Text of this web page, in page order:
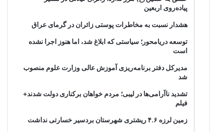
پیاده‌روی اربعین
هشدار نسبت به مخاطرات پوستی زائران در گرمای عراق
توسعه دریامحور؛ سیاستی که ابلاغ شد، اما هنوز اجرا نشده
است
مدیرکل دفتر برنامه‌ریزی آموزش عالی وزارت علوم منصوب
شد
تشدید ناآرامی‌ها در لیبی؛ مردم خواهان برکناری دولت شدند+
فیلم
زمین لرزه ۴.۶ ریشتری شهرستان بردسیر خسارتی نداشت